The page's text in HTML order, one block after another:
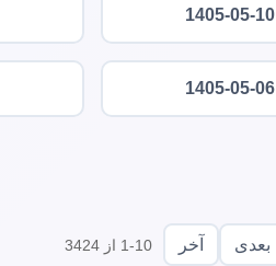
1405-05-10
1405-05-06
بعدی آخر 1-10 از 3424